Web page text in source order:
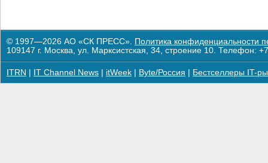
© 1997—2026 АО «СК ПРЕСС». Политика конфиденциальности
109147 г. Москва, ул. Марксистская, 34, строение 10. Телефон:
ITRN IT Channel News itWeek Byte/Россия Бестселлеры IT-